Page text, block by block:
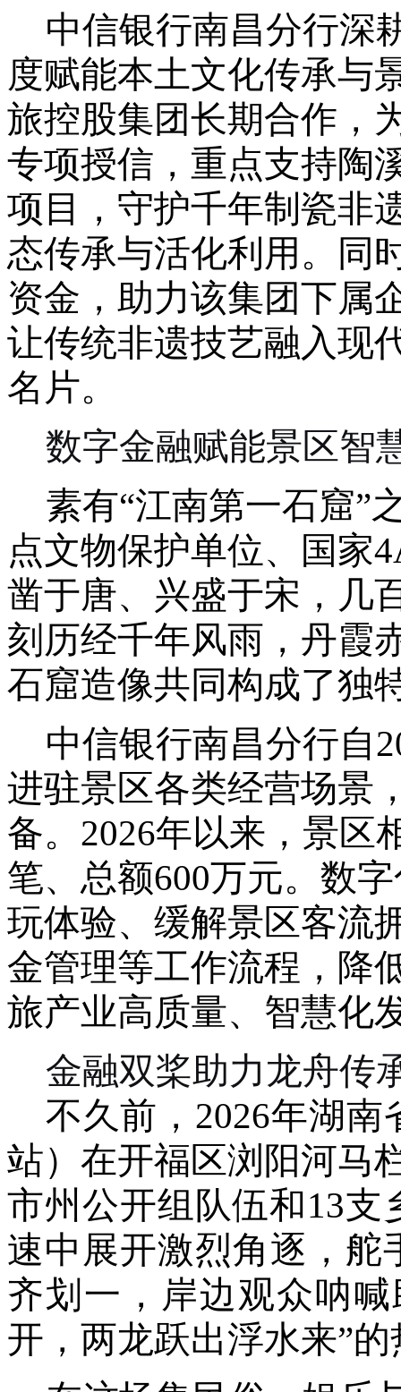
中信银行南昌分行深
度赋能本土文化传承与
旅控股集团长期合作，
专项授信 ， 重点支持陶
项目，守护千年制瓷非
态传承与活化利用。同
资金，助力该集团下属
让传统非遗技艺融入现
名片。
数字金融赋能景区智
素有“江南第一石窟”
点文物保护单位、国家
凿于唐、兴盛于宋， 几
刻历经千年风雨 ， 丹霞
石窟造像共同构成了独
中信银行南昌分行自
进驻景区各类经营场景
备。2026年以来，景区
笔、总额600万元。数
玩体验、缓解景区客流
金管理等工作流程，降
旅产业高质量、智慧化
金融双桨助力龙舟传
不久前， 2026年湖
站）在开福区浏阳河马
市州公开组队伍和13
速中展开激烈角逐，舵
齐划一，岸边观众呐
开，两龙跃出浮水来”